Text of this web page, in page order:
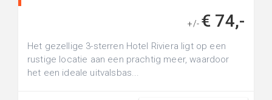
+/- € 74,-
Het gezellige 3-sterren Hotel Riviera ligt op een
rustige locatie aan een prachtig meer, waardoor
het een ideale uitvalsbas...